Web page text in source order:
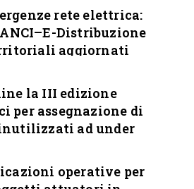
rete elettrica:
Distribuzione
aggiornati
la III edizione
per assegnazione di
ad under
operative per